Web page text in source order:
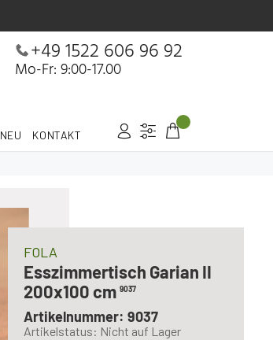
+49 1522 606 96 92
Mo-Fr: 9:00-17.00
NEU KONTAKT
FOLA
Esszimmertisch Garian II
200x100 cm 9037
Artikelnummer: 9037
Artikelstatus: Nicht auf Lager